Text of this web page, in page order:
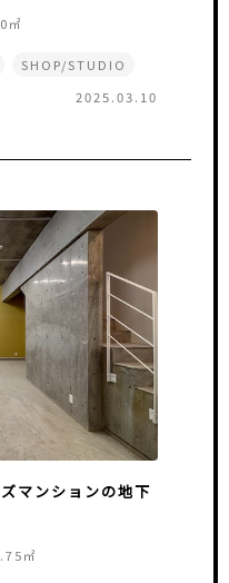
㎡
SHOP/STUDIO
2025.03.10
マンションの地下
㎡